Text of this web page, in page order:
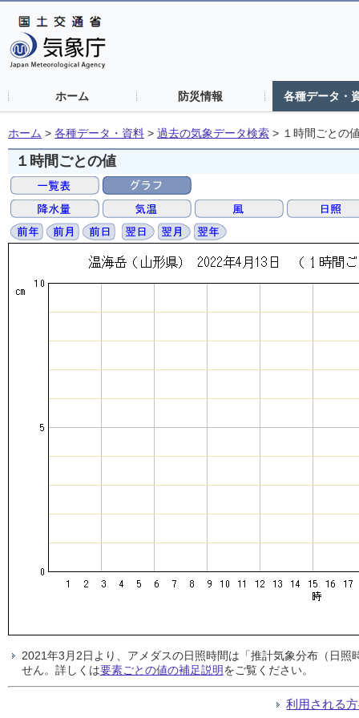
ホーム 防災情報 各種データ・
ホーム > 各種データ・資料 > 過去の気象データ検索 > １時間ごとの
１時間ごとの値
2021年3月2日より、アメダスの日照時間は「推計気象分布（日
せん。詳しくは要素ごとの値の補足説明をご覧ください。
利用される